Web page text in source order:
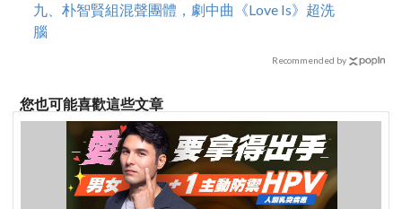
九、朴智賢組混聲團體，劇中曲《Love Is》超洗
腦
Recommended by
您也可能喜歡這些文章